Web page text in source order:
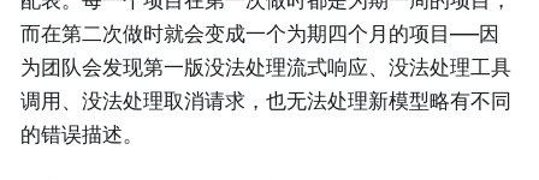
而在第二次做时就会变成一个为期四个月的项目——因
为团队会发现第一版没法处理流式响应、没法处理工具
调用、没法处理取消请求，也无法处理新模型略有不同
的错误描述。